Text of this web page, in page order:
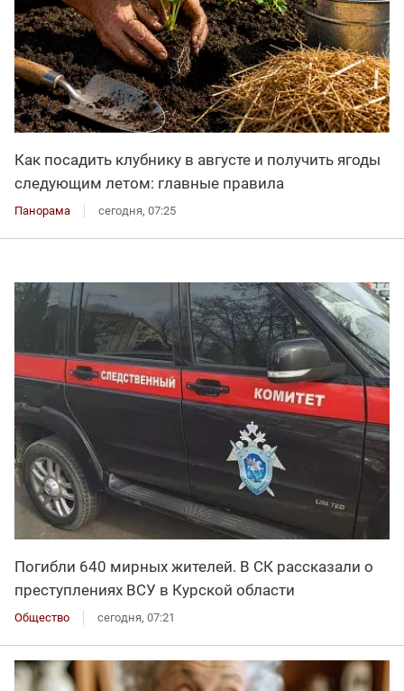
Как посадить клубнику в августе и получить ягоды
следующим летом: главные правила
Панорама сегодня, 07:25
Погибли 640 мирных жителей. В СК рассказали о
преступлениях ВСУ в Курской области
Общество сегодня, 07:21